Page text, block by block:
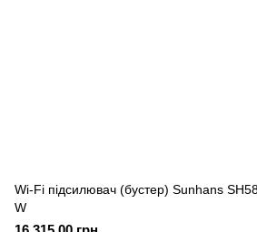
Wi-Fi підсилювач (бустер) Sunhans
W